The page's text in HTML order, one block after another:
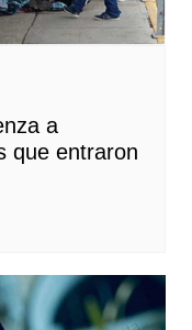
a
que entraron